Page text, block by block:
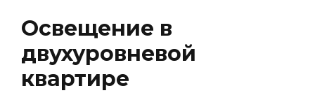
Освещение в
двухуровневой
квартире